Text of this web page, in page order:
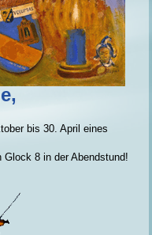
bis 30. April eines
8 in der Abendstund!